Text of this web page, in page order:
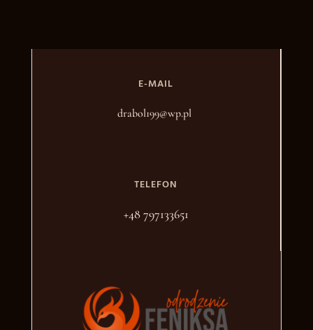
E-MAIL
drabol199@wp.pl
TELEFON
+48 797133651